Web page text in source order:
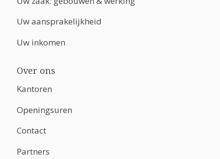
Uw aansprakelijkheid
Uw inkomen
Over ons
Kantoren
Openingsuren
Contact
Partners